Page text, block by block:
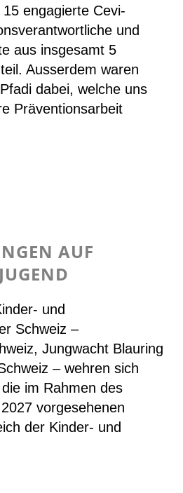
engagierte Cevi-
und
aus insgesamt 5
Ausserdem waren
dabei, welche uns
Präventionsarbeit
AUF
und
Schweiz –
Jungwacht Blauring
– wehren sich
im Rahmen des
vorgesehenen
der Kinder- und